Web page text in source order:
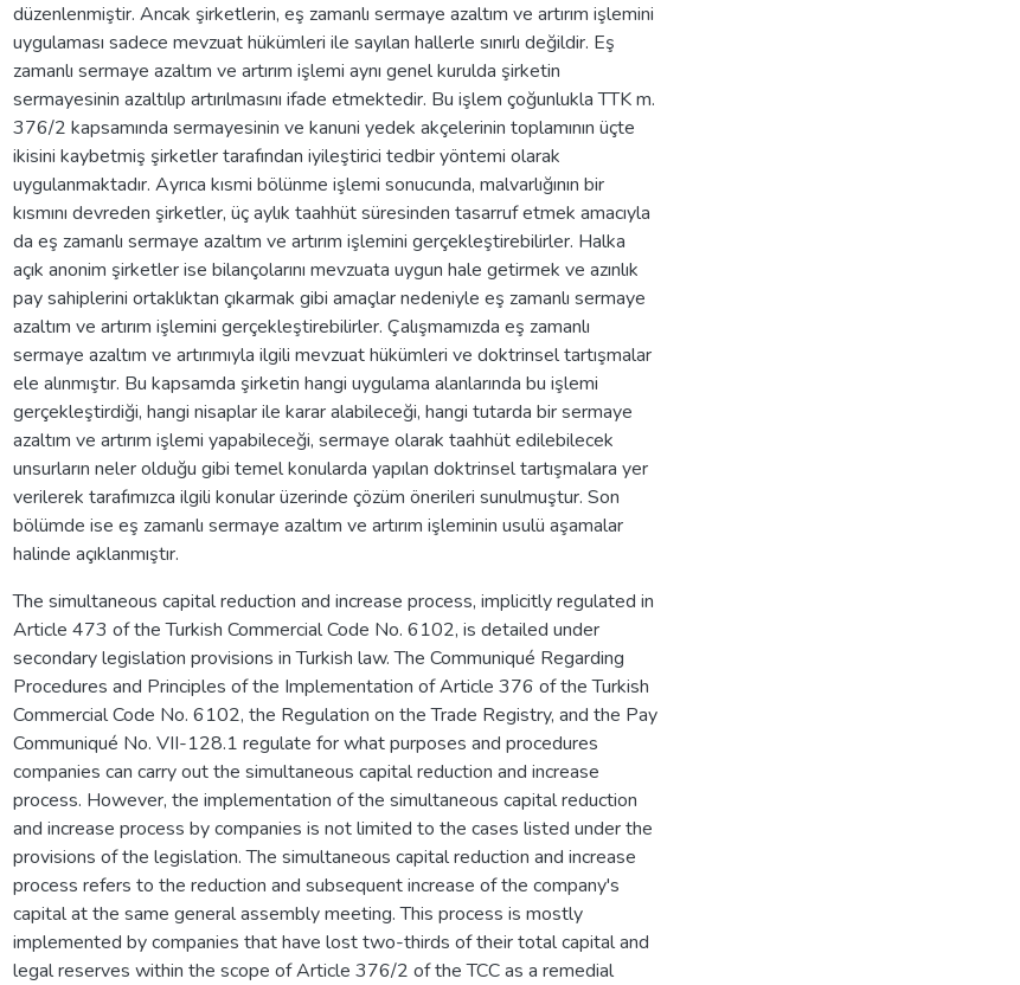
düzenlenmiştir. Ancak şirketlerin, eş zamanlı sermaye azaltım ve artırım işlemini
uygulaması sadece mevzuat hükümleri ile sayılan hallerle sınırlı değildir. Eş
zamanlı sermaye azaltım ve artırım işlemi aynı genel kurulda şirketin
sermayesinin azaltılıp artırılmasını ifade etmektedir. Bu işlem çoğunlukla TTK m.
376/2 kapsamında sermayesinin ve kanuni yedek akçelerinin toplamının üçte
ikisini kaybetmiş şirketler tarafından iyileştirici tedbir yöntemi olarak
uygulanmaktadır. Ayrıca kısmi bölünme işlemi sonucunda, malvarlığının bir
kısmını devreden şirketler, üç aylık taahhüt süresinden tasarruf etmek amacıyla
da eş zamanlı sermaye azaltım ve artırım işlemini gerçekleştirebilirler. Halka
açık anonim şirketler ise bilançolarını mevzuata uygun hale getirmek ve azınlık
pay sahiplerini ortaklıktan çıkarmak gibi amaçlar nedeniyle eş zamanlı sermaye
azaltım ve artırım işlemini gerçekleştirebilirler. Çalışmamızda eş zamanlı
sermaye azaltım ve artırımıyla ilgili mevzuat hükümleri ve doktrinsel tartışmalar
ele alınmıştır. Bu kapsamda şirketin hangi uygulama alanlarında bu işlemi
gerçekleştirdiği, hangi nisaplar ile karar alabileceği, hangi tutarda bir sermaye
azaltım ve artırım işlemi yapabileceği, sermaye olarak taahhüt edilebilecek
unsurların neler olduğu gibi temel konularda yapılan doktrinsel tartışmalara yer
verilerek tarafımızca ilgili konular üzerinde çözüm önerileri sunulmuştur. Son
bölümde ise eş zamanlı sermaye azaltım ve artırım işleminin usulü aşamalar
halinde açıklanmıştır.
The simultaneous capital reduction and increase process, implicitly regulated in
Article 473 of the Turkish Commercial Code No. 6102, is detailed under
secondary legislation provisions in Turkish law. The Communiqué Regarding
Procedures and Principles of the Implementation of Article 376 of the Turkish
Commercial Code No. 6102, the Regulation on the Trade Registry, and the Pay
Communiqué No. VII-128.1 regulate for what purposes and procedures
companies can carry out the simultaneous capital reduction and increase
process. However, the implementation of the simultaneous capital reduction
and increase process by companies is not limited to the cases listed under the
provisions of the legislation. The simultaneous capital reduction and increase
process refers to the reduction and subsequent increase of the company's
capital at the same general assembly meeting. This process is mostly
implemented by companies that have lost two-thirds of their total capital and
legal reserves within the scope of Article 376/2 of the TCC as a remedial